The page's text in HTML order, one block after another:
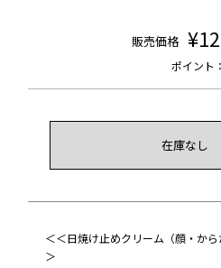
販売価格
ポイント
在庫なし
＜＜日焼け止めクリーム（顔・か
＞